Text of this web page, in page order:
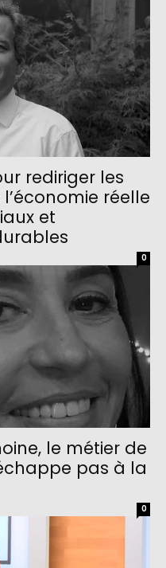
rediriger les
réelle
et
0
le métier de
pas à la
0